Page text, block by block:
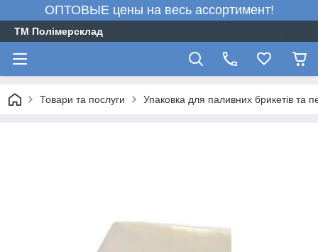
ОПТОВЫЕ цены на весь ассортимент!
ТМ Полімерсклад
Товари та послуги Упаковка для паливних брикетів та